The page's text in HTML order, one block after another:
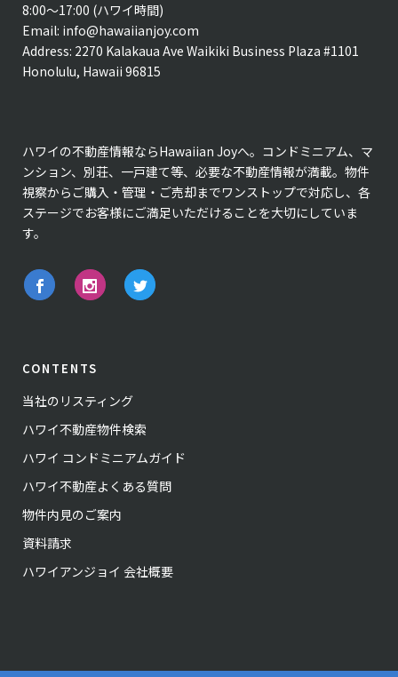
8:00〜17:00 (ハワイ時間)
Email: info@hawaiianjoy.com
Address: 2270 Kalakaua Ave Waikiki Business Plaza #1101
Honolulu, Hawaii 96815
ハワイの不動産情報ならHawaiian Joyへ。コンドミニアム、マ
ンション、別荘、一戸建て等、必要な不動産情報が満載。物件
視察からご購入・管理・ご売却までワンストップで対応し、各
ステージでお客様にご満足いただけることを大切にしていま
す。
CONTENTS
当社のリスティング
ハワイ不動産物件検索
ハワイ コンドミニアムガイド
ハワイ不動産よくある質問
物件内見のご案内
資料請求
ハワイアンジョイ 会社概要